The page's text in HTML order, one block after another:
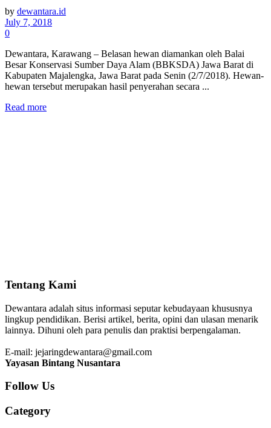
by dewantara.id
July 7, 2018
0
Dewantara, Karawang – Belasan hewan diamankan oleh Balai
Besar Konservasi Sumber Daya Alam (BBKSDA) Jawa Barat di
Kabupaten Majalengka, Jawa Barat pada Senin (2/7/2018). Hewan-
hewan tersebut merupakan hasil penyerahan secara ...
Read more
Tentang Kami
Dewantara adalah situs informasi seputar kebudayaan khususnya
lingkup pendidikan. Berisi artikel, berita, opini dan ulasan menarik
lainnya. Dihuni oleh para penulis dan praktisi berpengalaman.
E-mail: jejaringdewantara@gmail.com
Yayasan Bintang Nusantara
Follow Us
Category